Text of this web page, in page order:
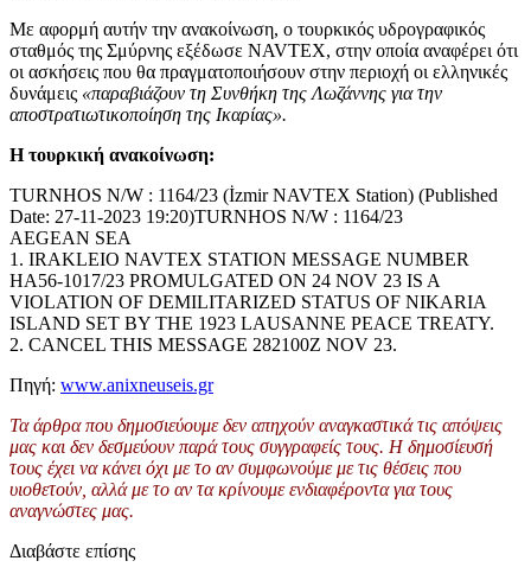
Με αφορμή αυτήν την ανακοίνωση, ο τουρκικός υδρογραφικός
σταθμός της Σμύρνης εξέδωσε NAVTEX, στην οποία αναφέρει ότι
οι ασκήσεις που θα πραγματοποιήσουν στην περιοχή οι ελληνικές
δυνάμεις «παραβιάζουν τη Συνθήκη της Λωζάννης για την
αποστρατιωτικοποίηση της Ικαρίας».
Η τουρκική ανακοίνωση:
TURNHOS N/W : 1164/23 (İzmir NAVTEX Station) (Published
Date: 27-11-2023 19:20)TURNHOS N/W : 1164/23
AEGEAN SEA
1. IRAKLEIO NAVTEX STATION MESSAGE NUMBER
HA56-1017/23 PROMULGATED ON 24 NOV 23 IS A
VIOLATION OF DEMILITARIZED STATUS OF NIKARIA
ISLAND SET BY THE 1923 LAUSANNE PEACE TREATY.
2. CANCEL THIS MESSAGE 282100Z NOV 23.
Πηγή: www.anixneuseis.gr
Τα άρθρα που δημοσιεύουμε δεν απηχούν αναγκαστικά τις απόψεις
μας και δεν δεσμεύουν παρά τους συγγραφείς τους. Η δημοσίευσή
τους έχει να κάνει όχι με το αν συμφωνούμε με τις θέσεις που
υιοθετούν, αλλά με το αν τα κρίνουμε ενδιαφέροντα για τους
αναγνώστες μας.
Διαβάστε επίσης